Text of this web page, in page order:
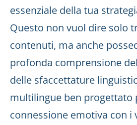
essenziale della tua
Questo non vuol dire solo
contenuti, ma anche
profonda comprensione
delle sfaccettature
multilingue ben progettato
connessione emotiva con i